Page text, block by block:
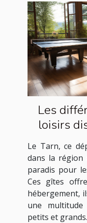
Les
loisirs
Le Tarn, ce
dans la région
paradis pour
Ces gîtes
hébergement,
une
petits et